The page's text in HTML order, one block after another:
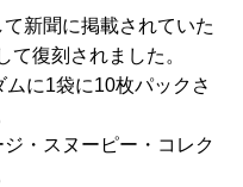
新聞に掲載されていた
て復刻されました。
に1袋に10枚パックさ
・スヌーピー・コレク